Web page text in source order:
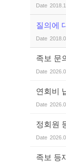
Date
질의에
Date
족보 문
Date
연회비
Date
정회원
Date
족보 등